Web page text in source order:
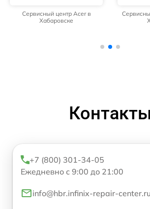
Сервисный центр Acer в
Хабаровске
Контакты
+7 (800) 301-34-05
Ежедневно с 9:00 до 21:00
info@hbr.infinix-repair-center.ru